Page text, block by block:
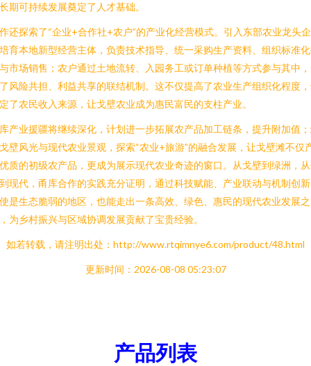
期可持续发展奠定了人才基础。
还探索了“企业+合作社+农户”的产业化经营模式。引入东部农业龙头
育本地新型经营主体，负责技术指导、统一采购生产资料、组织标准
市场销售；农户通过土地流转、入园务工或订单种植等方式参与其中
风险共担、利益共享的联结机制。这不仅提高了农业生产组织化程度
了农民收入来源，让戈壁农业成为惠民富民的支柱产业。
产业援疆将继续深化，计划进一步拓展农产品加工链条，提升附加值
壁风光与现代农业景观，探索“农业+旅游”的融合发展，让戈壁滩不仅
质的初级农产品，更成为展示现代农业奇迹的窗口。从戈壁到绿洲，
现代，甬库合作的实践充分证明，通过科技赋能、产业联动与机制创
是生态脆弱的地区，也能走出一条高效、绿色、惠民的现代农业发展之
为乡村振兴与区域协调发展贡献了宝贵经验。
如若转载，请注明出处：http://www.rtqimnye6.com/product/48.html
更新时间：2026-08-08 05:23:07
产品列表